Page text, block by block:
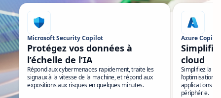
Affichage de la diapositive 1 sur 5
Microsoft Security Copilot
Protégez vos données à
l’échelle de l’IA
Répond aux cybermenaces rapidement, traite les
signaux à la vitesse de la machine, et répond aux
expositions aux risques en quelques minutes.
Azure Copilot
cloud
Simplifiez la
l’optimisation
applications et
périphérie.